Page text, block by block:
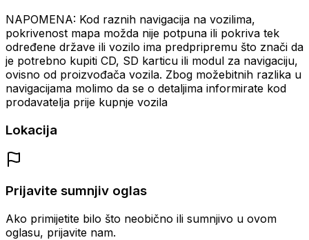
NAPOMENA: Kod raznih navigacija na vozilima,
pokrivenost mapa možda nije potpuna ili pokriva tek
određene države ili vozilo ima predpripremu što znači da
je potrebno kupiti CD, SD karticu ili modul za navigaciju,
ovisno od proizvođača vozila. Zbog možebitnih razlika u
navigacijama molimo da se o detaljima informirate kod
prodavatelja prije kupnje vozila
Lokacija
Prijavite sumnjiv oglas
Ako primijetite bilo što neobično ili sumnjivo u ovom
oglasu, prijavite nam.